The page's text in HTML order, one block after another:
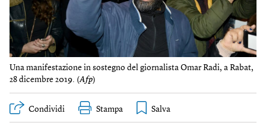
Una manifestazione in sostegno del giornalista Omar Radi, a Rabat,
28 dicembre 2019. (Afp)
Condividi Stampa